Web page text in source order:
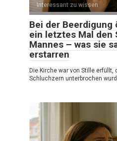
Interessant zu wissen
Bei der
ein letztes Mal den
Mannes – was sie
erstarren
Die Kirche war von Stille erfüllt,
Schluchzern unterbrochen